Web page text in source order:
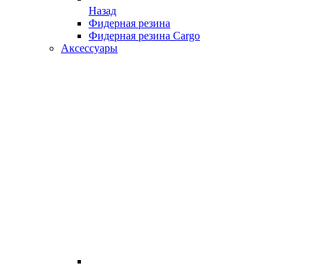
Назад
Фидерная резина
Фидерная резина Cargo
Аксессуары